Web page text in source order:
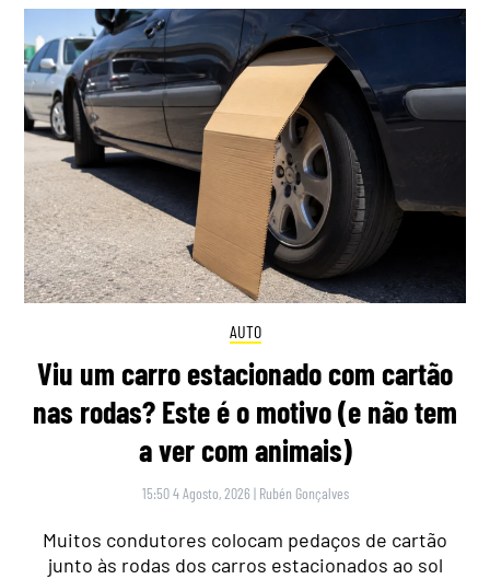
AUTO
Viu um carro estacionado com cartão
nas rodas? Este é o motivo (e não tem
a ver com animais)
15:50 4 Agosto, 2026 | Rubén Gonçalves
Muitos condutores colocam pedaços de cartão
junto às rodas dos carros estacionados ao sol